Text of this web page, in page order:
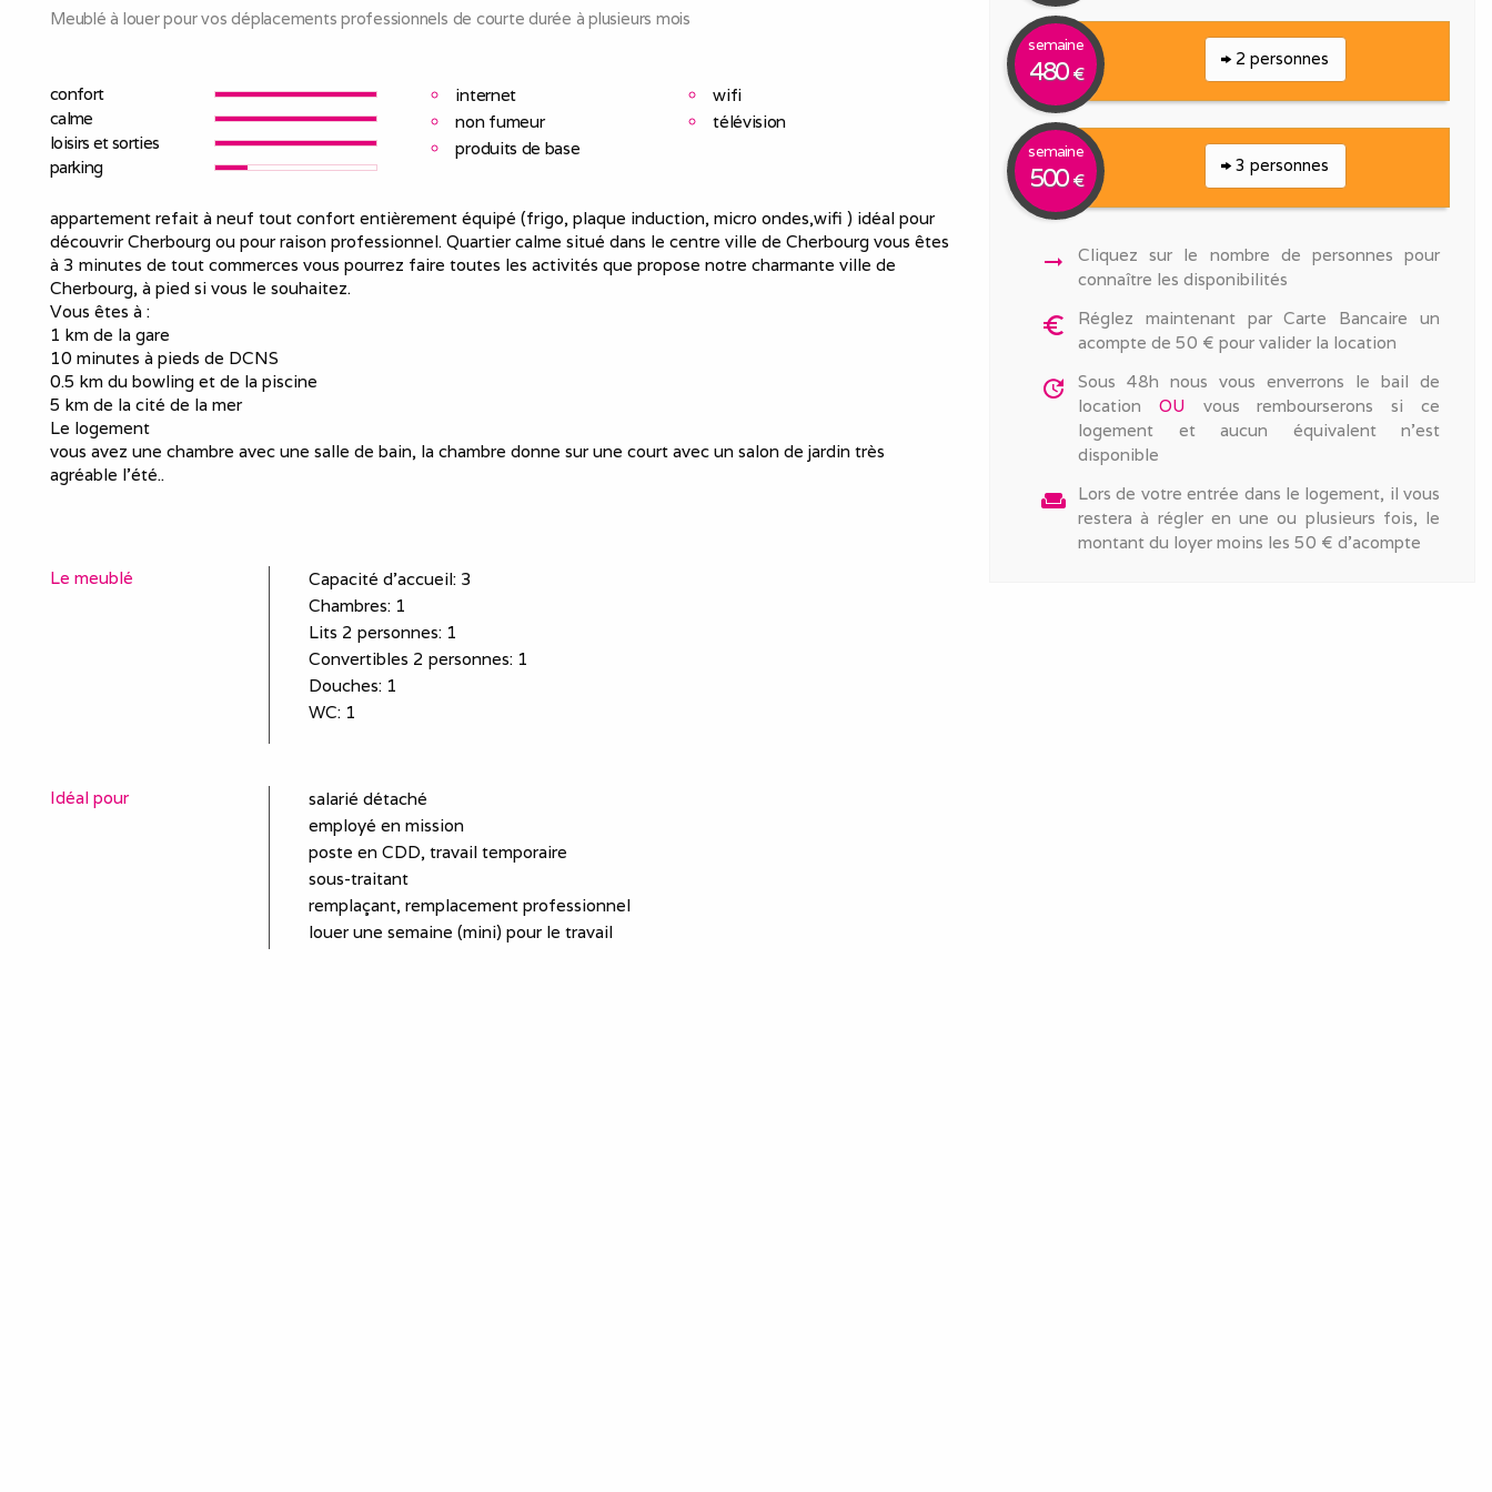
2 personnes
semaine
480 €
3 personnes
semaine
500 €
arrow_right_alt
Cliquez sur le nombre de personnes pour
connaître les disponibilités
euro_symbol
Réglez maintenant par Carte Bancaire un
acompte de 50 € pour valider la location
update
Sous 48h nous vous enverrons le bail de
location OU vous rembourserons si ce
logement et aucun équivalent n'est
disponible
weekend
Lors de votre entrée dans le logement, il vous
restera à régler en une ou plusieurs fois, le
montant du loyer moins les 50 € d'acompte
Meublé à louer pour vos déplacements professionnels de courte durée à plusieurs mois
confort
calme
loisirs et sorties
parking
internet
wifi
non fumeur
télévision
produits de base
appartement refait à neuf tout confort entièrement équipé (frigo, plaque induction, micro ondes,wifi ) idéal pour
découvrir Cherbourg ou pour raison professionnel. Quartier calme situé dans le centre ville de Cherbourg vous êtes
à 3 minutes de tout commerces vous pourrez faire toutes les activités que propose notre charmante ville de
Cherbourg, à pied si vous le souhaitez.
Vous êtes à :
1 km de la gare
10 minutes à pieds de DCNS
0.5 km du bowling et de la piscine
5 km de la cité de la mer
Le logement
vous avez une chambre avec une salle de bain, la chambre donne sur une court avec un salon de jardin très
agréable l'été..
Le meublé Capacité d'accueil: 3
Chambres: 1
Lits 2 personnes: 1
Convertibles 2 personnes: 1
Douches: 1
WC: 1
Idéal pour
salarié détaché
employé en mission
poste en CDD, travail temporaire
sous-traitant
remplaçant, remplacement professionnel
louer une semaine (mini) pour le travail